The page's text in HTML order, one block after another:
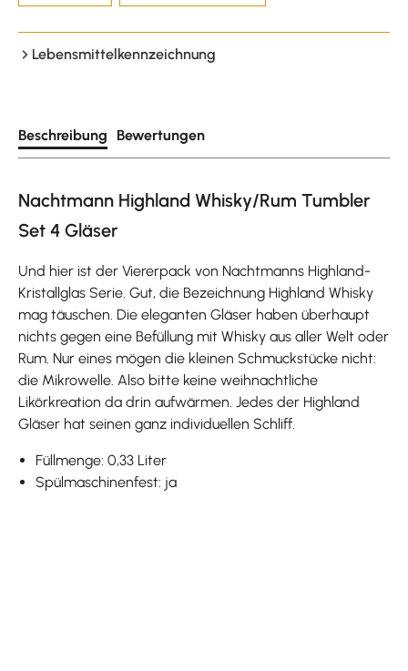
Lebensmittelkennzeichnung
Beschreibung Bewertungen
Nachtmann Highland Whisky/Rum Tumbler
Set 4 Gläser
Und hier ist der Viererpack von Nachtmanns Highland-
Kristallglas Serie. Gut, die Bezeichnung Highland Whisky
mag täuschen. Die eleganten Gläser haben überhaupt
nichts gegen eine Befüllung mit Whisky aus aller Welt oder
Rum. Nur eines mögen die kleinen Schmuckstücke nicht:
die Mikrowelle. Also bitte keine weihnachtliche
Likörkreation da drin aufwärmen. Jedes der Highland
Gläser hat seinen ganz individuellen Schliff.
Füllmenge: 0,33 Liter
Spülmaschinenfest: ja